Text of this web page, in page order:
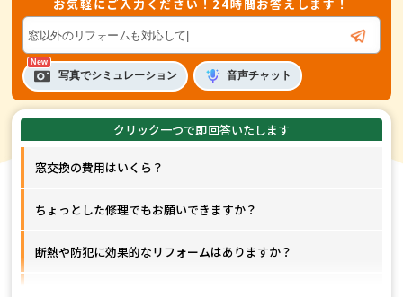
お気軽にご入力ください！24時間お答えします！
写真でシミュレーション 音声チャット
窓交換の費用はいくら？
ちょっとした修理でもお願いできますか？
断熱や防犯に効果的なリフォームはありますか？